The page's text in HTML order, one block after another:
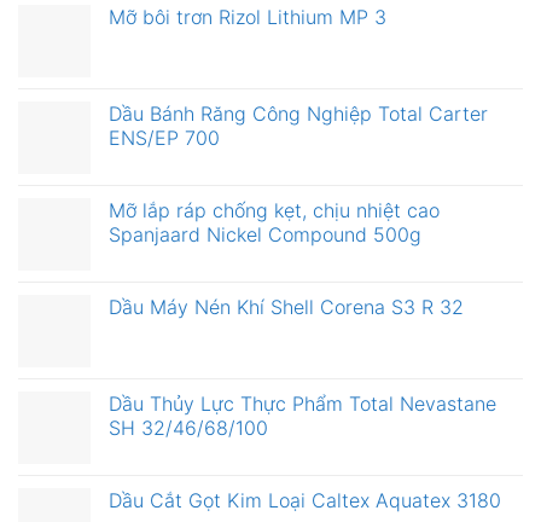
Mỡ bôi trơn Rizol Lithium MP 3
Dầu Bánh Răng Công Nghiệp Total Carter
ENS/EP 700
Mỡ lắp ráp chống kẹt, chịu nhiệt cao
Spanjaard Nickel Compound 500g
Dầu Máy Nén Khí Shell Corena S3 R 32
Dầu Thủy Lực Thực Phẩm Total Nevastane
SH 32/46/68/100
Dầu Cắt Gọt Kim Loại Caltex Aquatex 3180